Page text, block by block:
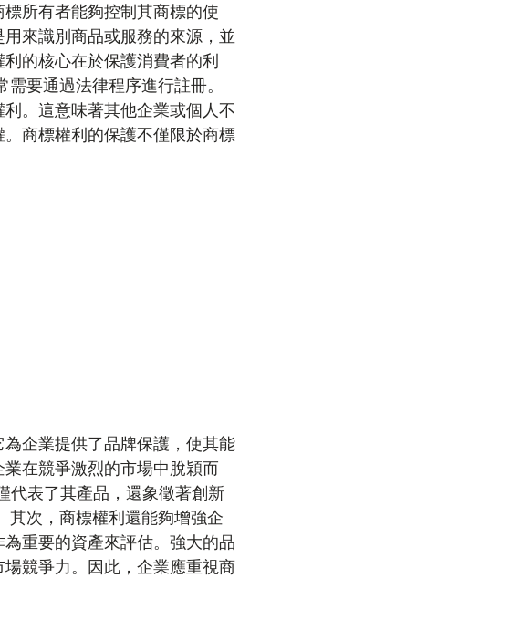
所有者能夠控制其商標的使
來識別商品或服務的來源，並
的核心在於保護消費者的利
要通過法律程序進行註冊。
。這意味著其他企業或個人不
商標權利的保護不僅限於商標
企業提供了品牌保護，使其能
在競爭激烈的市場中脫穎而
代表了其產品，還象徵著創新
其次，商標權利還能夠增強企
重要的資產來評估。強大的品
競爭力。因此，企業應重視商